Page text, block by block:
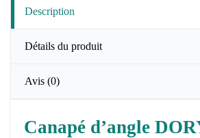
Description
Détails du produit
Avis (0)
Canapé d’angle